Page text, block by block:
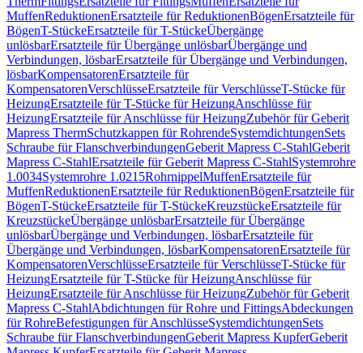
MuffenReduktionenErsatzteile für ReduktionenBögenErsatzteile für
BögenT-StückeErsatzteile für T-StückeÜbergänge
unlösbarErsatzteile für Übergänge unlösbarÜbergänge und
Verbindungen, lösbarErsatzteile für Übergänge und Verbindungen,
lösbarKompensatorenErsatzteile für
KompensatorenVerschlüsseErsatzteile für VerschlüsseT-Stücke für
HeizungErsatzteile für T-Stücke für HeizungAnschlüsse für
HeizungErsatzteile für Anschlüsse für HeizungZubehör für Geberit
Mapress ThermSchutzkappen für RohrendeSystemdichtungenSets
Schraube für FlanschverbindungenGeberit Mapress C-StahlGeberit
Mapress C-StahlErsatzteile für Geberit Mapress C-StahlSystemrohre
1.0034Systemrohre 1.0215RohrnippelMuffenErsatzteile für
MuffenReduktionenErsatzteile für ReduktionenBögenErsatzteile für
BögenT-StückeErsatzteile für T-StückeKreuzstückeErsatzteile für
KreuzstückeÜbergänge unlösbarErsatzteile für Übergänge
unlösbarÜbergänge und Verbindungen, lösbarErsatzteile für
Übergänge und Verbindungen, lösbarKompensatorenErsatzteile für
KompensatorenVerschlüsseErsatzteile für VerschlüsseT-Stücke für
HeizungErsatzteile für T-Stücke für HeizungAnschlüsse für
HeizungErsatzteile für Anschlüsse für HeizungZubehör für Geberit
Mapress C-StahlAbdichtungen für Rohre und FittingsAbdeckungen
für RohreBefestigungen für AnschlüsseSystemdichtungenSets
Schraube für FlanschverbindungenGeberit Mapress KupferGeberit